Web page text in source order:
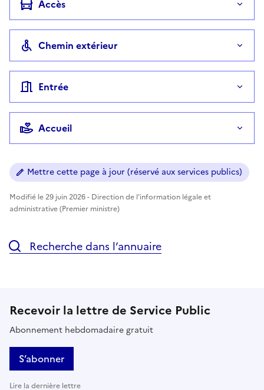
Accès
Chemin extérieur
Entrée
Accueil
Mettre cette page à jour (réservé aux services publics)
Modifié le 29 juin 2026 - Direction de l'information légale et
administrative (Premier ministre)
Recherche dans l’annuaire
Recevoir la lettre de Service Public
Abonnement hebdomadaire gratuit
S’abonner
Lire la dernière lettre